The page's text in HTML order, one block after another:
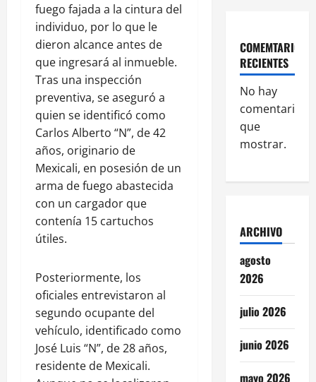
fuego fajada a la cintura del
individuo, por lo que le
dieron alcance antes de
que ingresará al inmueble.
Tras una inspección
preventiva, se aseguró a
quien se identificó como
Carlos Alberto “N”, de 42
años, originario de
Mexicali, en posesión de un
arma de fuego abastecida
con un cargador que
contenía 15 cartuchos
útiles.
Posteriormente, los
oficiales entrevistaron al
segundo ocupante del
vehículo, identificado como
José Luis “N”, de 28 años,
residente de Mexicali.
COMEMTARIOS
RECIENTES
No hay
comentarios
que
mostrar.
ARCHIVO
agosto
2026
julio 2026
junio 2026
mayo 2026